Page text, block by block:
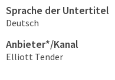
Sprache der Untertitel
Deutsch
Anbieter*/Kanal
Elliott Tender